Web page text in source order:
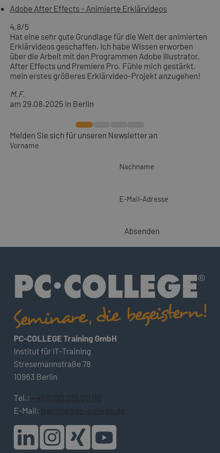
Adobe After Effects - Animierte Erklärvideos
4,8/5
Hat eine sehr gute Grundlage für die Welt der animierten
Erklärvideos geschaffen. Ich habe Wissen erworben
über die Arbeit mit den Programmen Adobe Illustrator,
After Effects und Premiere Pro. Fühle mich gestärkt,
mein erstes größeres Erklärvideo-Projekt anzugehen!
M.F.
am 29.08.2025 in Berlin
Melden Sie sich für unseren Newsletter an
Vorname
Nachname
E-Mail-Adresse
Absenden
PC-COLLEGE Training GmbH
Institut für IT-Training
Stresemannstraße 78
10963 Berlin
Tel.: +49 (0)30 235 00 00
E-Mail: training@pc-college.de